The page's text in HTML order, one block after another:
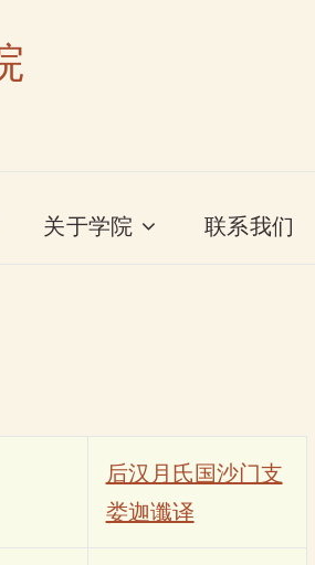
关于学院 联系我们
后汉月氏国沙门支
娄迦谶译